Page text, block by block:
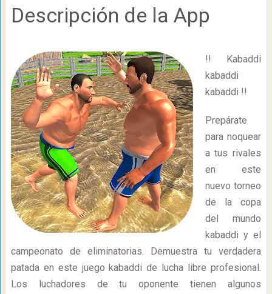
Descripción de la App
!! Kabaddi
kabaddi
kabaddi !!
Prepárate
para noquear
a tus rivales
en este
nuevo torneo
de la copa
del mundo
kabaddi y el
campeonato de eliminatorias. Demuestra tu verdadera
patada en este juego kabaddi de lucha libre profesional.
Los luchadores de tu oponente tienen algunos